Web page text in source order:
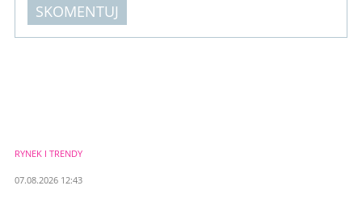
SKOMENTUJ
RYNEK I TRENDY
07.08.2026 12:43